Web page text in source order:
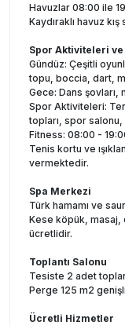
Havuzlar 08:00 ile
Kaydıraklı havuz
Spor Aktiviteleri
Gündüz: Çeşitli
topu, boccia, dart,
Gece: Dans şovları,
Spor Aktiviteleri:
topları, spor
Fitness: 08:00 -
Tenis kortu ve
vermektedir.
Spa Merkezi
Türk hamamı ve
Kese köpük, masaj,
ücretlidir.
Toplantı Salonu
Tesiste 2 adet
Perge 125 m2
Ücretli Hizmetler